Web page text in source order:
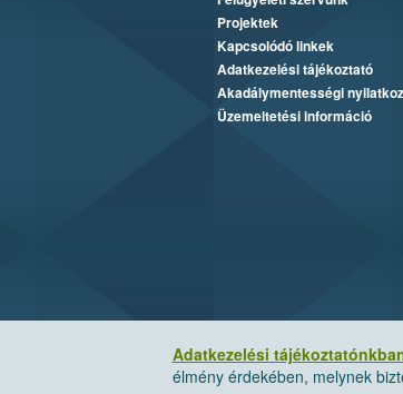
Adatkezelési
élmény érdekében, melynek
Projektek
Kapcsolódó linkek
Adatkezelési tájékoztató
Akadálymentességi
Üzemeltetési információ